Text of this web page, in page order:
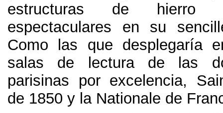
estructuras de hierro
espectaculares en su
Como las que desplegaría
salas de lectura de las
parisinas por excelencia,
de 1850 y la Nationale de